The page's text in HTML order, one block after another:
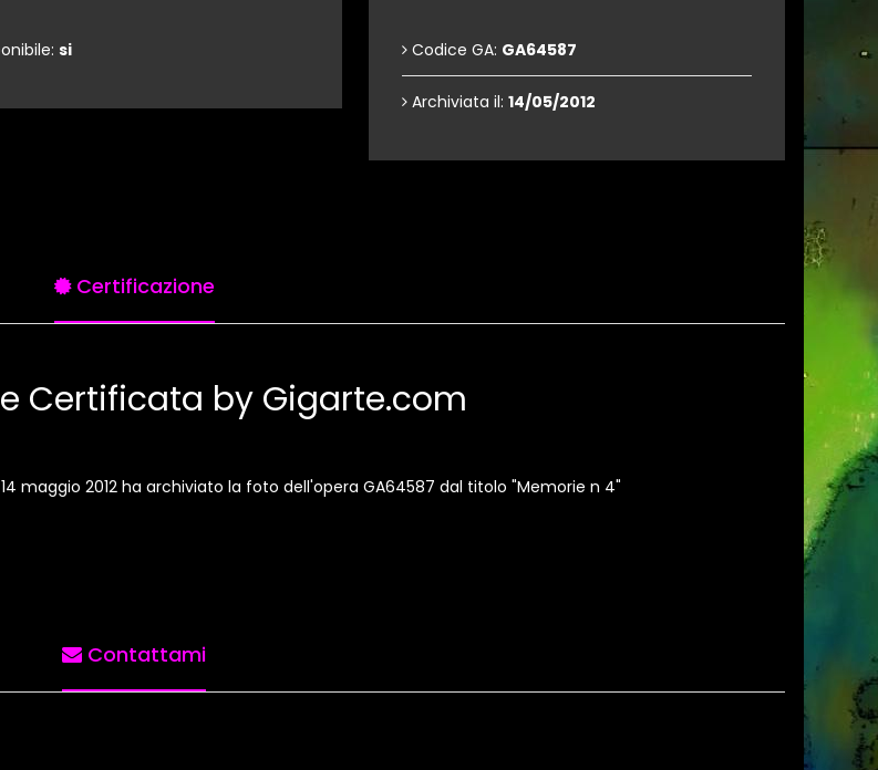
si Codice GA: GA64587
Archiviata il: 14/05/2012
Certificazione
Certificata by Gigarte.com
maggio 2012 ha archiviato la foto dell'opera GA64587 dal titolo "Memorie n 4"
Contattami